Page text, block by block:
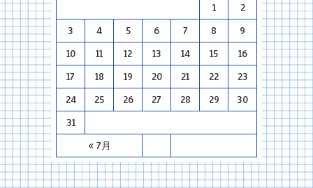
« 7月
1 2
3 4 5 6 7 8 9
10 11 12 13 14 15 16
17 18 19 20 21 22 23
24 25 26 27 28 29 30
31